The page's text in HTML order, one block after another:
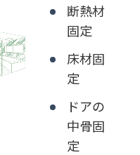
断熱材
固定
床材固
定
ドアの
中骨固
定